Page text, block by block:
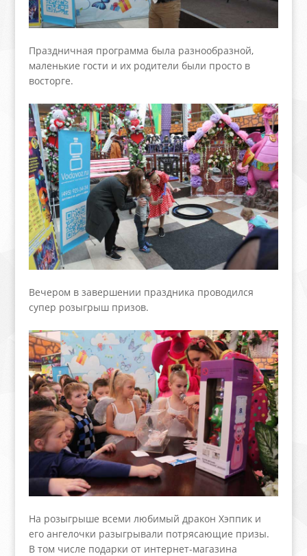
Праздничная программа была разнообразной,
маленькие гости и их родители были просто в
восторге.
Вечером в завершении праздника проводился
супер розыгрыш призов.
На розыгрыше всеми любимый дракон Хэппик и
его ангелочки разыгрывали потрясающие призы.
В том числе подарки от интернет-магазина